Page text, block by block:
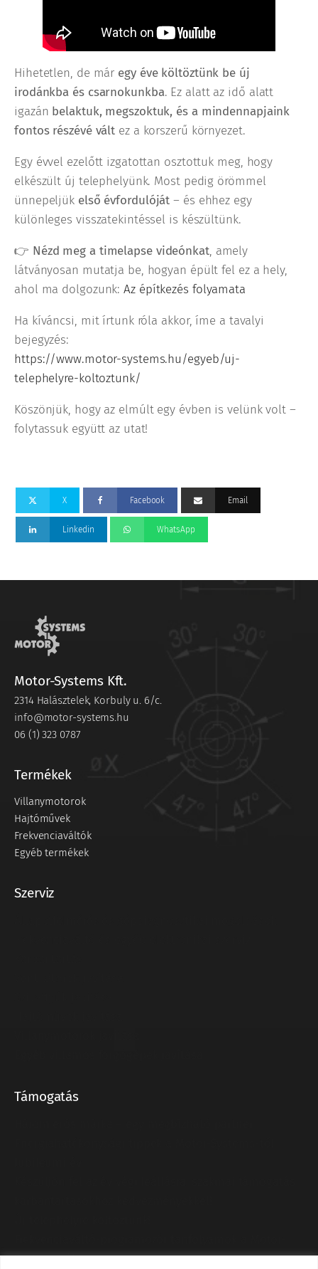
Hihetetlen, de már egy éve költöztünk be új
irodánkba és csarnokunkba. Ez alatt az idő alatt
igazán belaktuk, megszoktuk, és a mindennapjaink
fontos részévé vált ez a korszerű környezet.
Egy évvel ezelőtt izgatottan osztottuk meg, hogy
elkészült új telephelyünk. Most pedig örömmel
ünnepeljük első évfordulóját – és ehhez egy
különleges visszatekintéssel is készültünk.
👉 Nézd meg a timelapse videónkat, amely
látványosan mutatja be, hogyan épült fel ez a hely,
ahol ma dolgozunk:Az építkezés folyamata
Ha kíváncsi, mit írtunk róla akkor, íme a tavalyi
bejegyzés:
https://www.motor-systems.hu/egyeb/uj-
telephelyre-koltoztunk/
Köszönjük, hogy az elmúlt egy évben is velünk volt –
folytassuk együtt az utat!
X Facebook Email
Linkedin WhatsApp
Motor-Systems Kft.
2314 Halásztelek, Korbuly u. 6/c.
info@motor-systems.hu
06 (1) 323 0787
Termékek
Villanymotorok
Hajtóművek
Frekvenciaváltók
Egyéb termékek
Szerviz
Támogatás
Systemsnél